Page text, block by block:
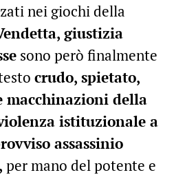
nei giochi della
giustizia
sono però finalmente
crudo, spietato,
macchinazioni della
istituzionale a
assassinio
per mano del potente e